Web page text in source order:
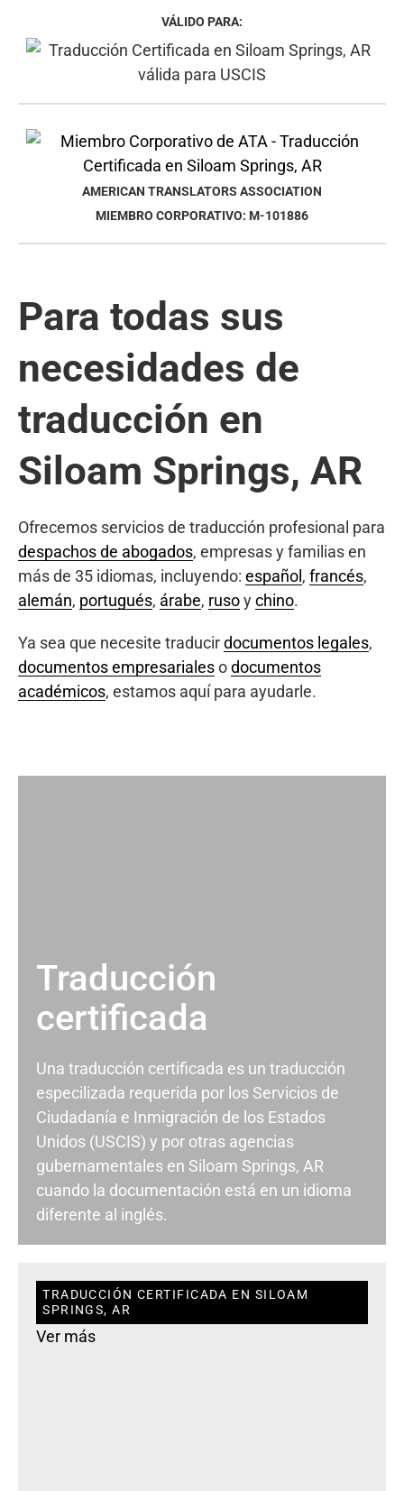
VÁLIDO PARA:
AMERICAN TRANSLATORS ASSOCIATION
MIEMBRO CORPORATIVO: M-101886
Para todas sus
necesidades de
traducción en
Siloam Springs, AR
Ofrecemos servicios de traducción profesional para
despachos de abogados, empresas y familias en
más de 35 idiomas, incluyendo: español , francés,
alemán, portugués, árabe, rusoychino.
Ya sea que necesite traducirdocumentos legales,
documentos empresarialesodocumentos
académicos, estamos aquí para ayudarle.
Traducción
certificada
Una traducción certificada es un traducción
especilizada requerida por los Servicios de
Ciudadanía e Inmigración de los Estados
Unidos (USCIS) y por otras agencias
gubernamentales en Siloam Springs, AR
cuando la documentación está en un idioma
diferente al inglés.
TRADUCCIÓN CERTIFICADA EN SILOAM
SPRINGS, AR
Ver más